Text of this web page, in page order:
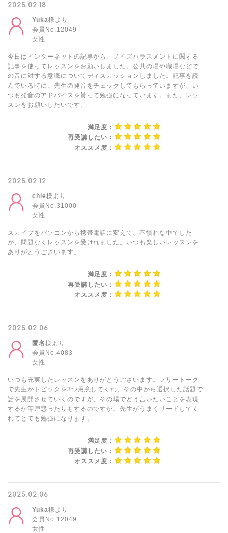
2025.02.18
Yuka様より
会員No.12049
女性
今日はインターネットの記事から、ノイズハラスメントに関する
記事を使ってレッスンをお願いしました。公共の場や職場などで
の音に対する意識についてディスカッションしました。記事を読
んでいる時に、先生の発音をチェックしてもらっていますが、い
つも発音のアドバイスを貰って勉強になっています。また、レッ
スンをお願いしたいです。
満足度：
再受講したい：
オススメ度：
2025.02.12
chie様より
会員No.31000
女性
スカイプをパソコンから携帯電話に変えて、不慣れな中でした
が、問題なくレッスンを受けれました。いつも楽しいレッスンを
ありがとうございます。
満足度：
再受講したい：
オススメ度：
2025.02.06
匿名様より
会員No.4083
女性
いつも充実したレッスンをありがとうございます。フリートーク
で先生がトピックを3つ用意してくれ、その中から選択した話題で
話を展開させていくのですが、その場でどう言いたいことを表現
するか等戸惑ったりもするのですが、先生がうまくリードしてく
れてとても勉強になります。
満足度：
再受講したい：
オススメ度：
2025.02.06
Yuka様より
会員No.12049
女性